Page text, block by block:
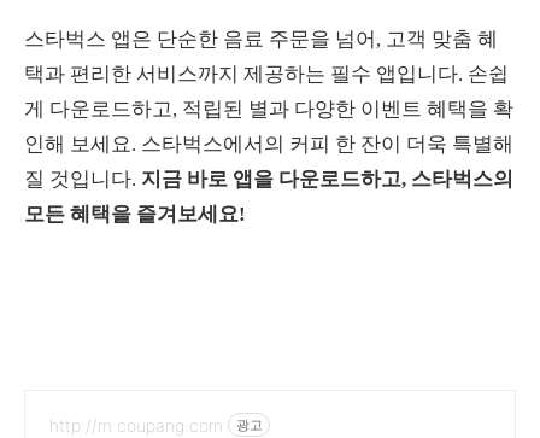
스타벅스 앱은 단순한 음료 주문을 넘어, 고객 맞춤 혜
택과 편리한 서비스까지 제공하는 필수 앱입니다. 손쉽
게 다운로드하고, 적립된 별과 다양한 이벤트 혜택을 확
인해 보세요. 스타벅스에서의 커피 한 잔이 더욱 특별해
질 것입니다. 지금 바로 앱을 다운로드하고, 스타벅스의
모든 혜택을 즐겨보세요!
http://m.coupang.com 광고